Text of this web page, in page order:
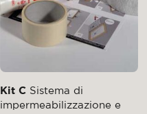
Kit C Sistema di
impermeabilizzazione e